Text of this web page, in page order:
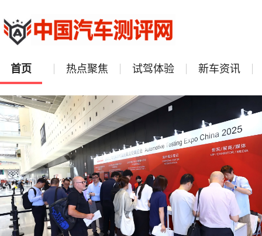
首页 热点聚焦 试驾体验 新车资讯